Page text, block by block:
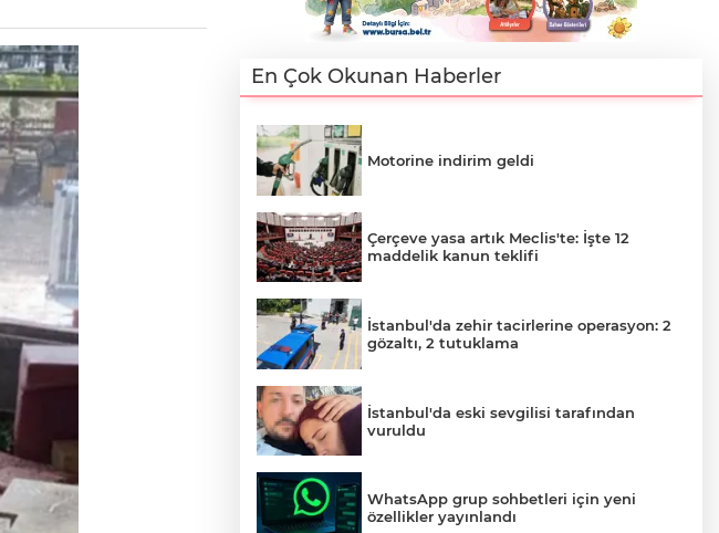
En Çok Okunan Haberler
Motorine indirim geldi
Çerçeve yasa artık Meclis'te: İşte 12
maddelik kanun teklifi
İstanbul'da zehir tacirlerine operasyon: 2
gözaltı, 2 tutuklama
İstanbul'da eski sevgilisi tarafından
vuruldu
WhatsApp grup sohbetleri için yeni
özellikler yayınlandı